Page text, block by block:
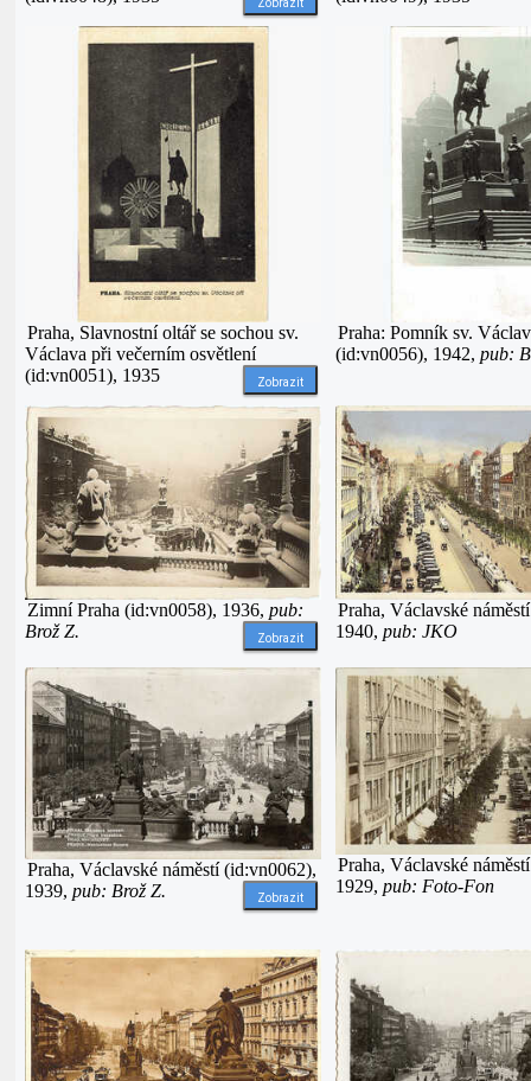
Zobrazit
Praha, Slavnostní oltář se sochou sv.
Václava při večerním osvětlení
(id:vn0051), 1935
Zobrazit
Praha: Pomník sv.
(id:vn0056), 1942, pub:
Zimní Praha (id:vn0058), 1936, pub:
Brož Z.
Zobrazit
Praha, Václavské
1940, pub: JKO
Praha, Václavské náměstí (id:vn0062),
1939, pub: Brož Z. Zobrazit
Praha, Václavské
1929, pub: Foto-Fon